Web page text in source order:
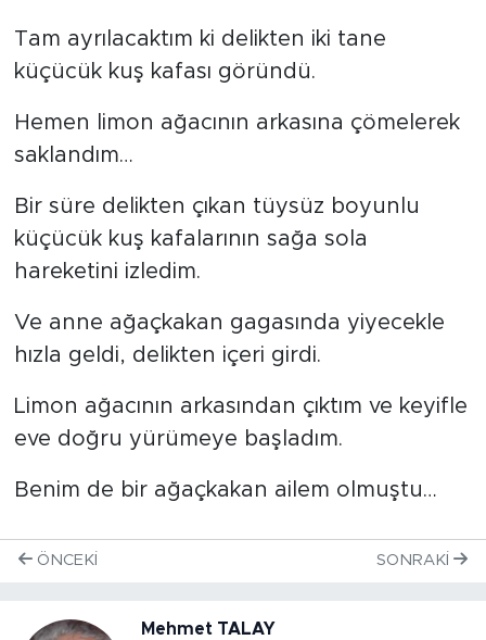
Tam ayrılacaktım ki delikten iki tane
küçücük kuş kafası göründü.
Hemen limon ağacının arkasına çömelerek
saklandım…
Bir süre delikten çıkan tüysüz boyunlu
küçücük kuş kafalarının sağa sola
hareketini izledim.
Ve anne ağaçkakan gagasında yiyecekle
hızla geldi, delikten içeri girdi.
Limon ağacının arkasından çıktım ve keyifle
eve doğru yürümeye başladım.
Benim de bir ağaçkakan ailem olmuştu…
ÖNCEKI SONRAKI
Mehmet TALAY